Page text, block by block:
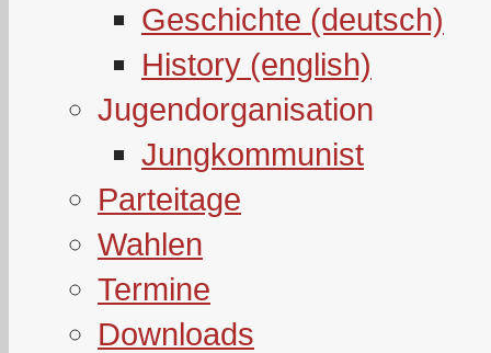
Geschichte (deutsch)
History (english)
Jugendorganisation
Jungkommunist
Parteitage
Wahlen
Termine
Downloads